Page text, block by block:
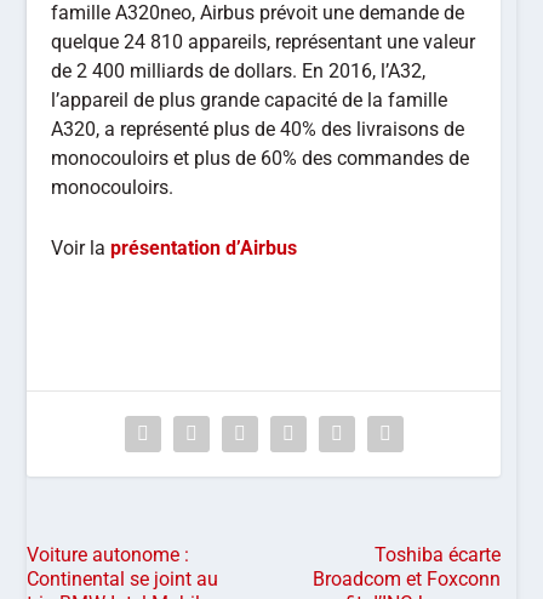
famille A320neo, Airbus prévoit une demande de
quelque 24 810 appareils, représentant une valeur
de 2 400 milliards de dollars. En 2016, l’A32,
l’appareil de plus grande capacité de la famille
A320, a représenté plus de 40% des livraisons de
monocouloirs et plus de 60% des commandes de
monocouloirs.
Voir laprésentation d’Airbus
Voiture autonome :
Continental se joint au
Toshiba écarte
Broadcom et Foxconn